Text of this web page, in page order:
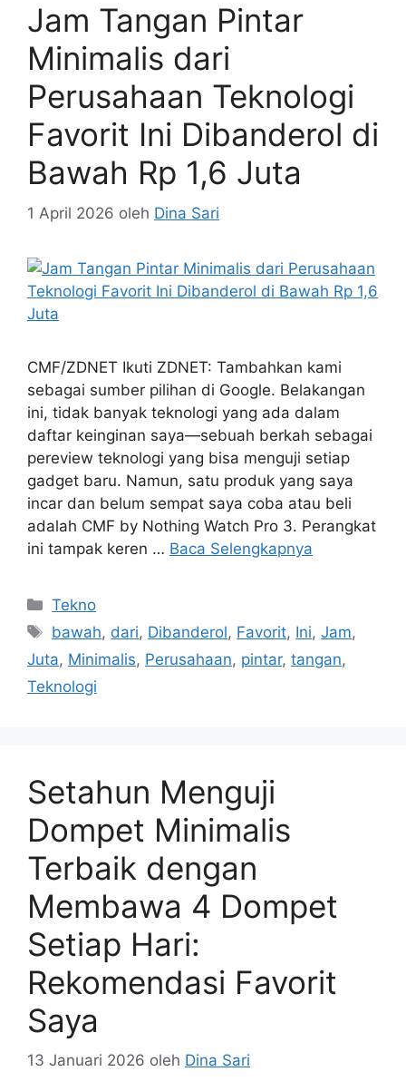
Jam Tangan Pintar
Minimalis dari
Perusahaan Teknologi
Favorit Ini Dibanderol di
Bawah Rp 1,6 Juta
1 April 2026 oleh Dina Sari
CMF/ZDNET Ikuti ZDNET: Tambahkan kami
sebagai sumber pilihan di Google. Belakangan
ini, tidak banyak teknologi yang ada dalam
daftar keinginan saya—sebuah berkah sebagai
pereview teknologi yang bisa menguji setiap
gadget baru. Namun, satu produk yang saya
incar dan belum sempat saya coba atau beli
adalah CMF by Nothing Watch Pro 3. Perangkat
ini tampak keren … Baca Selengkapnya
Kategori
Tekno
Tag
bawah, dari, Dibanderol, Favorit, Ini,Jam,
Juta, Minimalis, Perusahaan, pintar, tangan,
Teknologi
Setahun Menguji
Dompet Minimalis
Terbaik dengan
Membawa 4 Dompet
Setiap Hari:
Rekomendasi Favorit
Saya
13 Januari 2026 oleh Dina Sari